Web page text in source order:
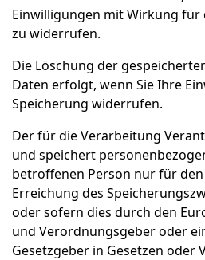
Einwilligungen mit Wirkung
zu widerrufen.
Die Löschung der
Daten erfolgt, wenn Sie Ihre
Speicherung widerrufen.
Der für die Verarbeitung
und speichert
betroffenen Person nur für
Erreichung des
oder sofern dies durch den
und Verordnungsgeber oder
Gesetzgeber in Gesetzen oder